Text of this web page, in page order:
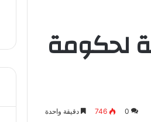
لحكومة
0
746 دقيقة واحدة